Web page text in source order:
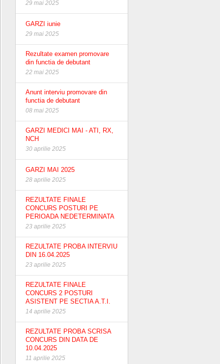
29 mai 2025
GARZI iunie
29 mai 2025
Rezultate examen promovare
din functia de debutant
22 mai 2025
Anunt interviu promovare din
functia de debutant
08 mai 2025
GARZI MEDICI MAI - ATI, RX,
NCH
30 aprilie 2025
GARZI MAI 2025
28 aprilie 2025
REZULTATE FINALE
CONCURS POSTURI PE
PERIOADA NEDETERMINATA
23 aprilie 2025
REZULTATE PROBA INTERVIU
DIN 16.04.2025
23 aprilie 2025
REZULTATE FINALE
CONCURS 2 POSTURI
ASISTENT PE SECTIA A.T.I.
14 aprilie 2025
REZULTATE PROBA SCRISA
CONCURS DIN DATA DE
10.04.2025
11 aprilie 2025